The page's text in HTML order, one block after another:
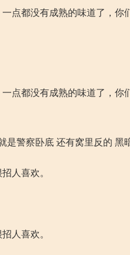
点都没有成熟的味道了，
点都没有成熟的味道了，
是警察卧底 还有窝里反的 黑
人喜欢。
人喜欢。